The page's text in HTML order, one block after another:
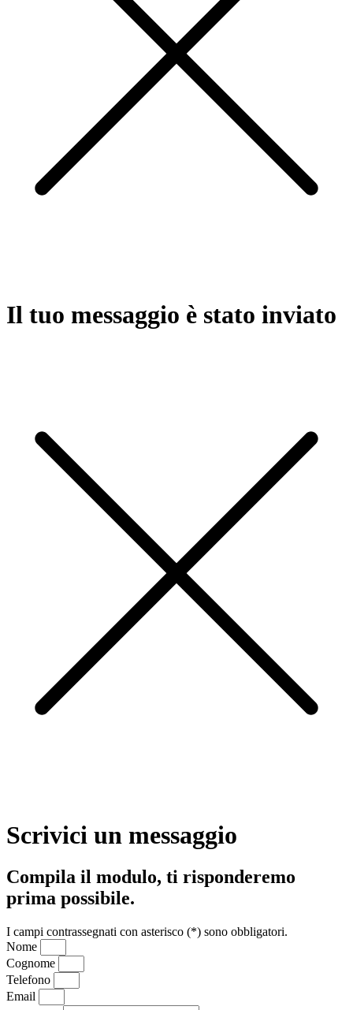
Il tuo messaggio è stato inviato
Scrivici un messaggio
Compila il modulo, ti risponderemo
prima possibile.
I campi contrassegnati con asterisco (*) sono obbligatori.
Nome
Cognome
Telefono
Email